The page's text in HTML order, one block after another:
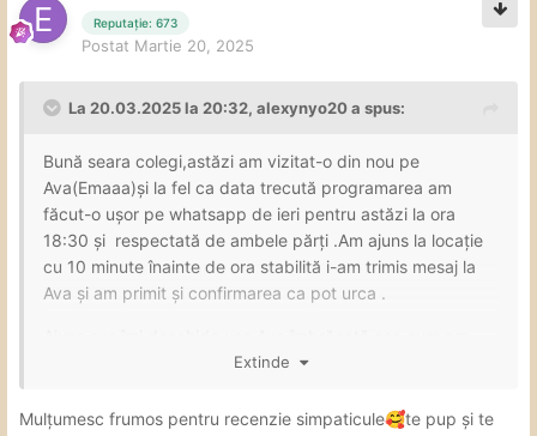
Reputație: 673
Postat Martie 20, 2025
La 20.03.2025 la 20:32, alexynyo20a spus:
Bună seara colegi,astăzi am vizitat-o din nou pe
Ava(Emaaa)și la fel ca data trecută programarea am
făcut-o ușor pe whatsapp de ieri pentru astăzi la ora
18:30 și respectată de ambele părți .Am ajuns la locație
cu 10 minute înainte de ora stabilită i-am trimis mesaj la
Ava și am primit și confirmarea ca pot urca .
rugat-o ,intrat am stat puțin la socializare după care m-
Ava a început cu un oral bun pentru câteva minute după
Extinde
Mulțumesc frumos pentru recenzie simpaticule🥰te pup și te